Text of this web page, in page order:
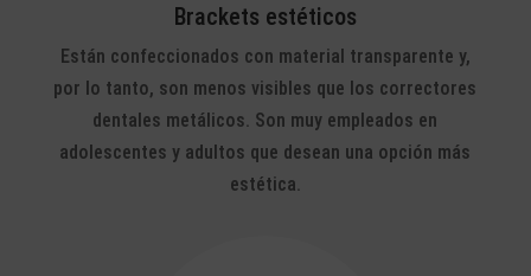
Brackets estéticos
Están confeccionados con material transparente y,
por lo tanto, son menos visibles que los correctores
dentales metálicos. Son muy empleados en
adolescentes y adultos que desean una opción más
estética.